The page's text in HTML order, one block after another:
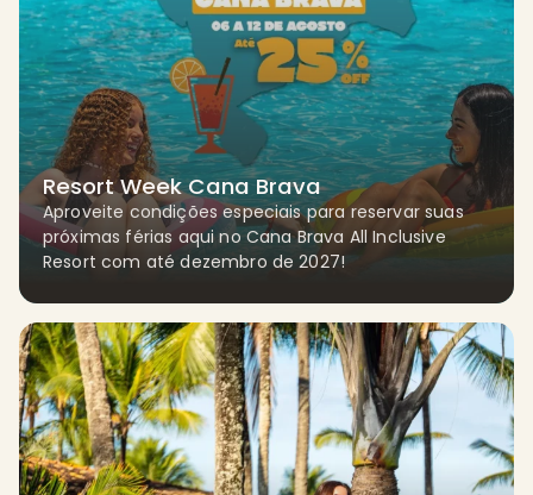
Resort Week Cana Brava
Aproveite condições especiais para reservar suas
próximas férias aqui no Cana Brava All Inclusive
Resort com até dezembro de 2027!